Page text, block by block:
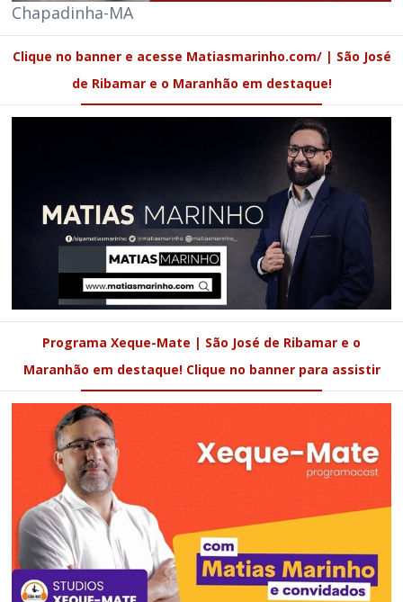
Chapadinha-MA
Clique no banner e acesse Matiasmarinho.com/ | São José
de Ribamar e o Maranhão em destaque!
Programa Xeque-Mate | São José de Ribamar e o
Maranhão em destaque! Clique no banner para assistir